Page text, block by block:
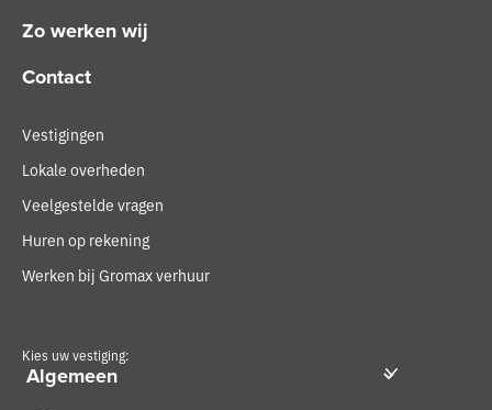
Zo werken wij
Contact
Vestigingen
Lokale overheden
Veelgestelde vragen
Huren op rekening
Werken bij Gromax verhuur
Kies uw vestiging: